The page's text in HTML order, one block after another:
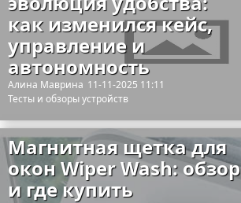
как изменился кейс,
управление и
автономность
Алина Маврина 11-11-2025 11:11
Тесты и обзоры устройств
Магнитная щетка для
окон Wiper Wash: обзор
и где купить